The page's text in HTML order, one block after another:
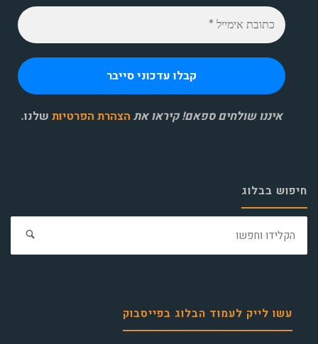
איננו שולחים ספאם! קיראו את הצהרת הפרטיות שלנו.
חיפוש בבלוג
עשו לייק לעמוד הבלוג בפייסבוק